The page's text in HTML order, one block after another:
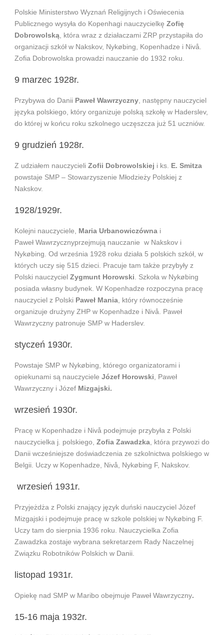
Polskie Ministerstwo Wyznań Religijnych i Oświecenia
Publicznego wysyła do Kopenhagi nauczycielkę Zofię
Dobrowolską , która wraz z działaczami ZRP przystapiła do
organizacji szkół w Nakskov, Nykøbing, Kopenhadze i Nivå.
Zofia Dobrowolska prowadzi nauczanie do 1932 roku.
9 marzec 1928r.
Przybywa do Danii Paweł Wawrzyczny , następny nauczyciel
języka polskiego, który organizuje polską szkołę w Haderslev,
do której w końcu roku szkolnego uczęszcza już 51 uczniów.
9 grudzień 1928r.
Z udziałem nauczycieli Zofii Dobrowolskiej i ks. E. Smitza
powstaje SMP – Stowarzyszenie Młodzieży Polskiej z
Nakskov.
1928/1929r.
Kolejni nauczyciele, Maria Urbanowiczówna i
Paweł Wawrzycznyprzejmują nauczanie w Nakskov i
Nykøbing. Od września 1928 roku działa 5 polskich szkół, w
których uczy się 515 dzieci. Pracuje tam także przybyły z
Polski nauczyciel Zygmunt Horowski . Szkoła w Nykøbing
posiada własny budynek. W Kopenhadze rozpoczyna pracę
nauczyciel z Polski Paweł Mania , który równocześnie
organizuje drużyny ZHP w Kopenhadze i Nivå. Paweł
Wawrzyczny patronuje SMP w Haderslev.
styczeń 1930r.
Powstaje SMP w Nykøbing, którego organizatorami i
opiekunami są nauczyciele Józef Horowski , Paweł
Wawrzyczny i Józef Mizgajski.
wrzesień 1930r.
Pracę w Kopenhadze i Nivå podejmuje przybyła z Polski
nauczycielka j. polskiego, Zofia Zawadzka , która przywozi do
Danii wcześniejsze doświadczenia ze szkolnictwa polskiego w
Belgii. Uczy w Kopenhadze, Nivå, Nykøbing F, Nakskov.
wrzesień 1931r.
Przyjeżdża z Polski znający język duński nauczyciel Józef
Mizgajski i podejmuje pracę w szkole polskiej w Nykøbing F.
Uczy tam do sierpnia 1936 roku. Nauczycielka Zofia
Zawadzka zostaje wybrana sekretarzem Rady Naczelnej
Związku Robotników Polskich w Danii.
listopad 1931r.
Opiekę nad SMP w Maribo obejmuje Paweł Wawrzyczny.
15-16 maja 1932r.